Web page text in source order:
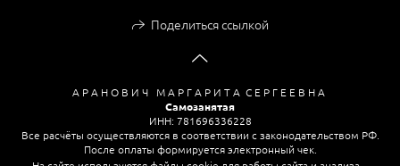
Поделиться ссылкой
А Р А Н О В И Ч М А Р Г А Р И Т А С Е Р Г Е Е В Н А
Самозанятая
ИНН: 781696336228
Все расчёты осуществляются в соответствии с законодательством РФ.
После оплаты формируется электронный чек.